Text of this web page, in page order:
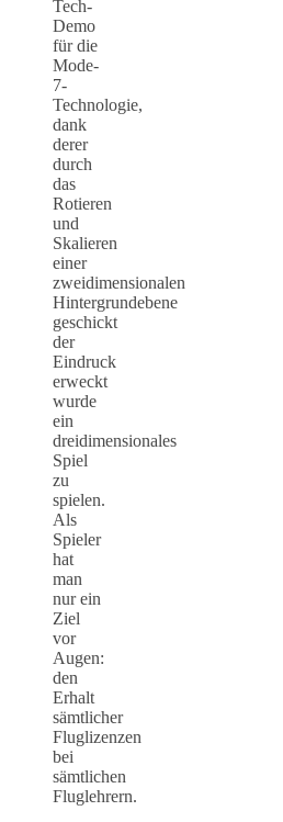
Tech-
Demo
für die
Mode-
7-
Technologie,
dank
derer
durch
das
Rotieren
und
Skalieren
einer
zweidimensionalen
Hintergrundebene
geschickt
der
Eindruck
erweckt
wurde
ein
dreidimensionales
Spiel
zu
spielen.
Als
Spieler
hat
man
nur ein
Ziel
vor
Augen:
den
Erhalt
sämtlicher
Fluglizenzen
bei
sämtlichen
Fluglehrern.